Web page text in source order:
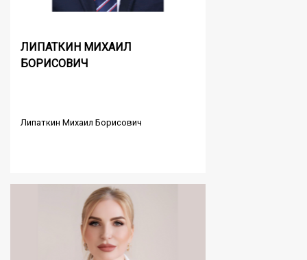
ЛИПАТКИН МИХАИЛ
БОРИСОВИЧ
Липаткин Михаил Борисович